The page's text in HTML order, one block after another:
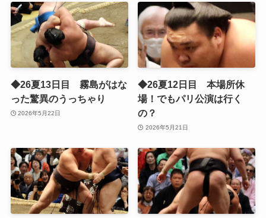
◆26夏13日目 霧島がはな
った驚異のうっちゃり
2026年5月22日
◆26夏12日目 本場所休
場！でもパリ公演は行く
の？
2026年5月21日